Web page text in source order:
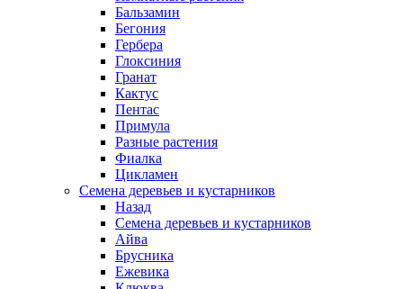
Бальзамин
Бегония
Гербера
Глоксиния
Гранат
Кактус
Пентас
Примула
Разные растения
Фиалка
Цикламен
Семена деревьев и кустарников
Назад
Семена деревьев и кустарников
Айва
Брусника
Ежевика